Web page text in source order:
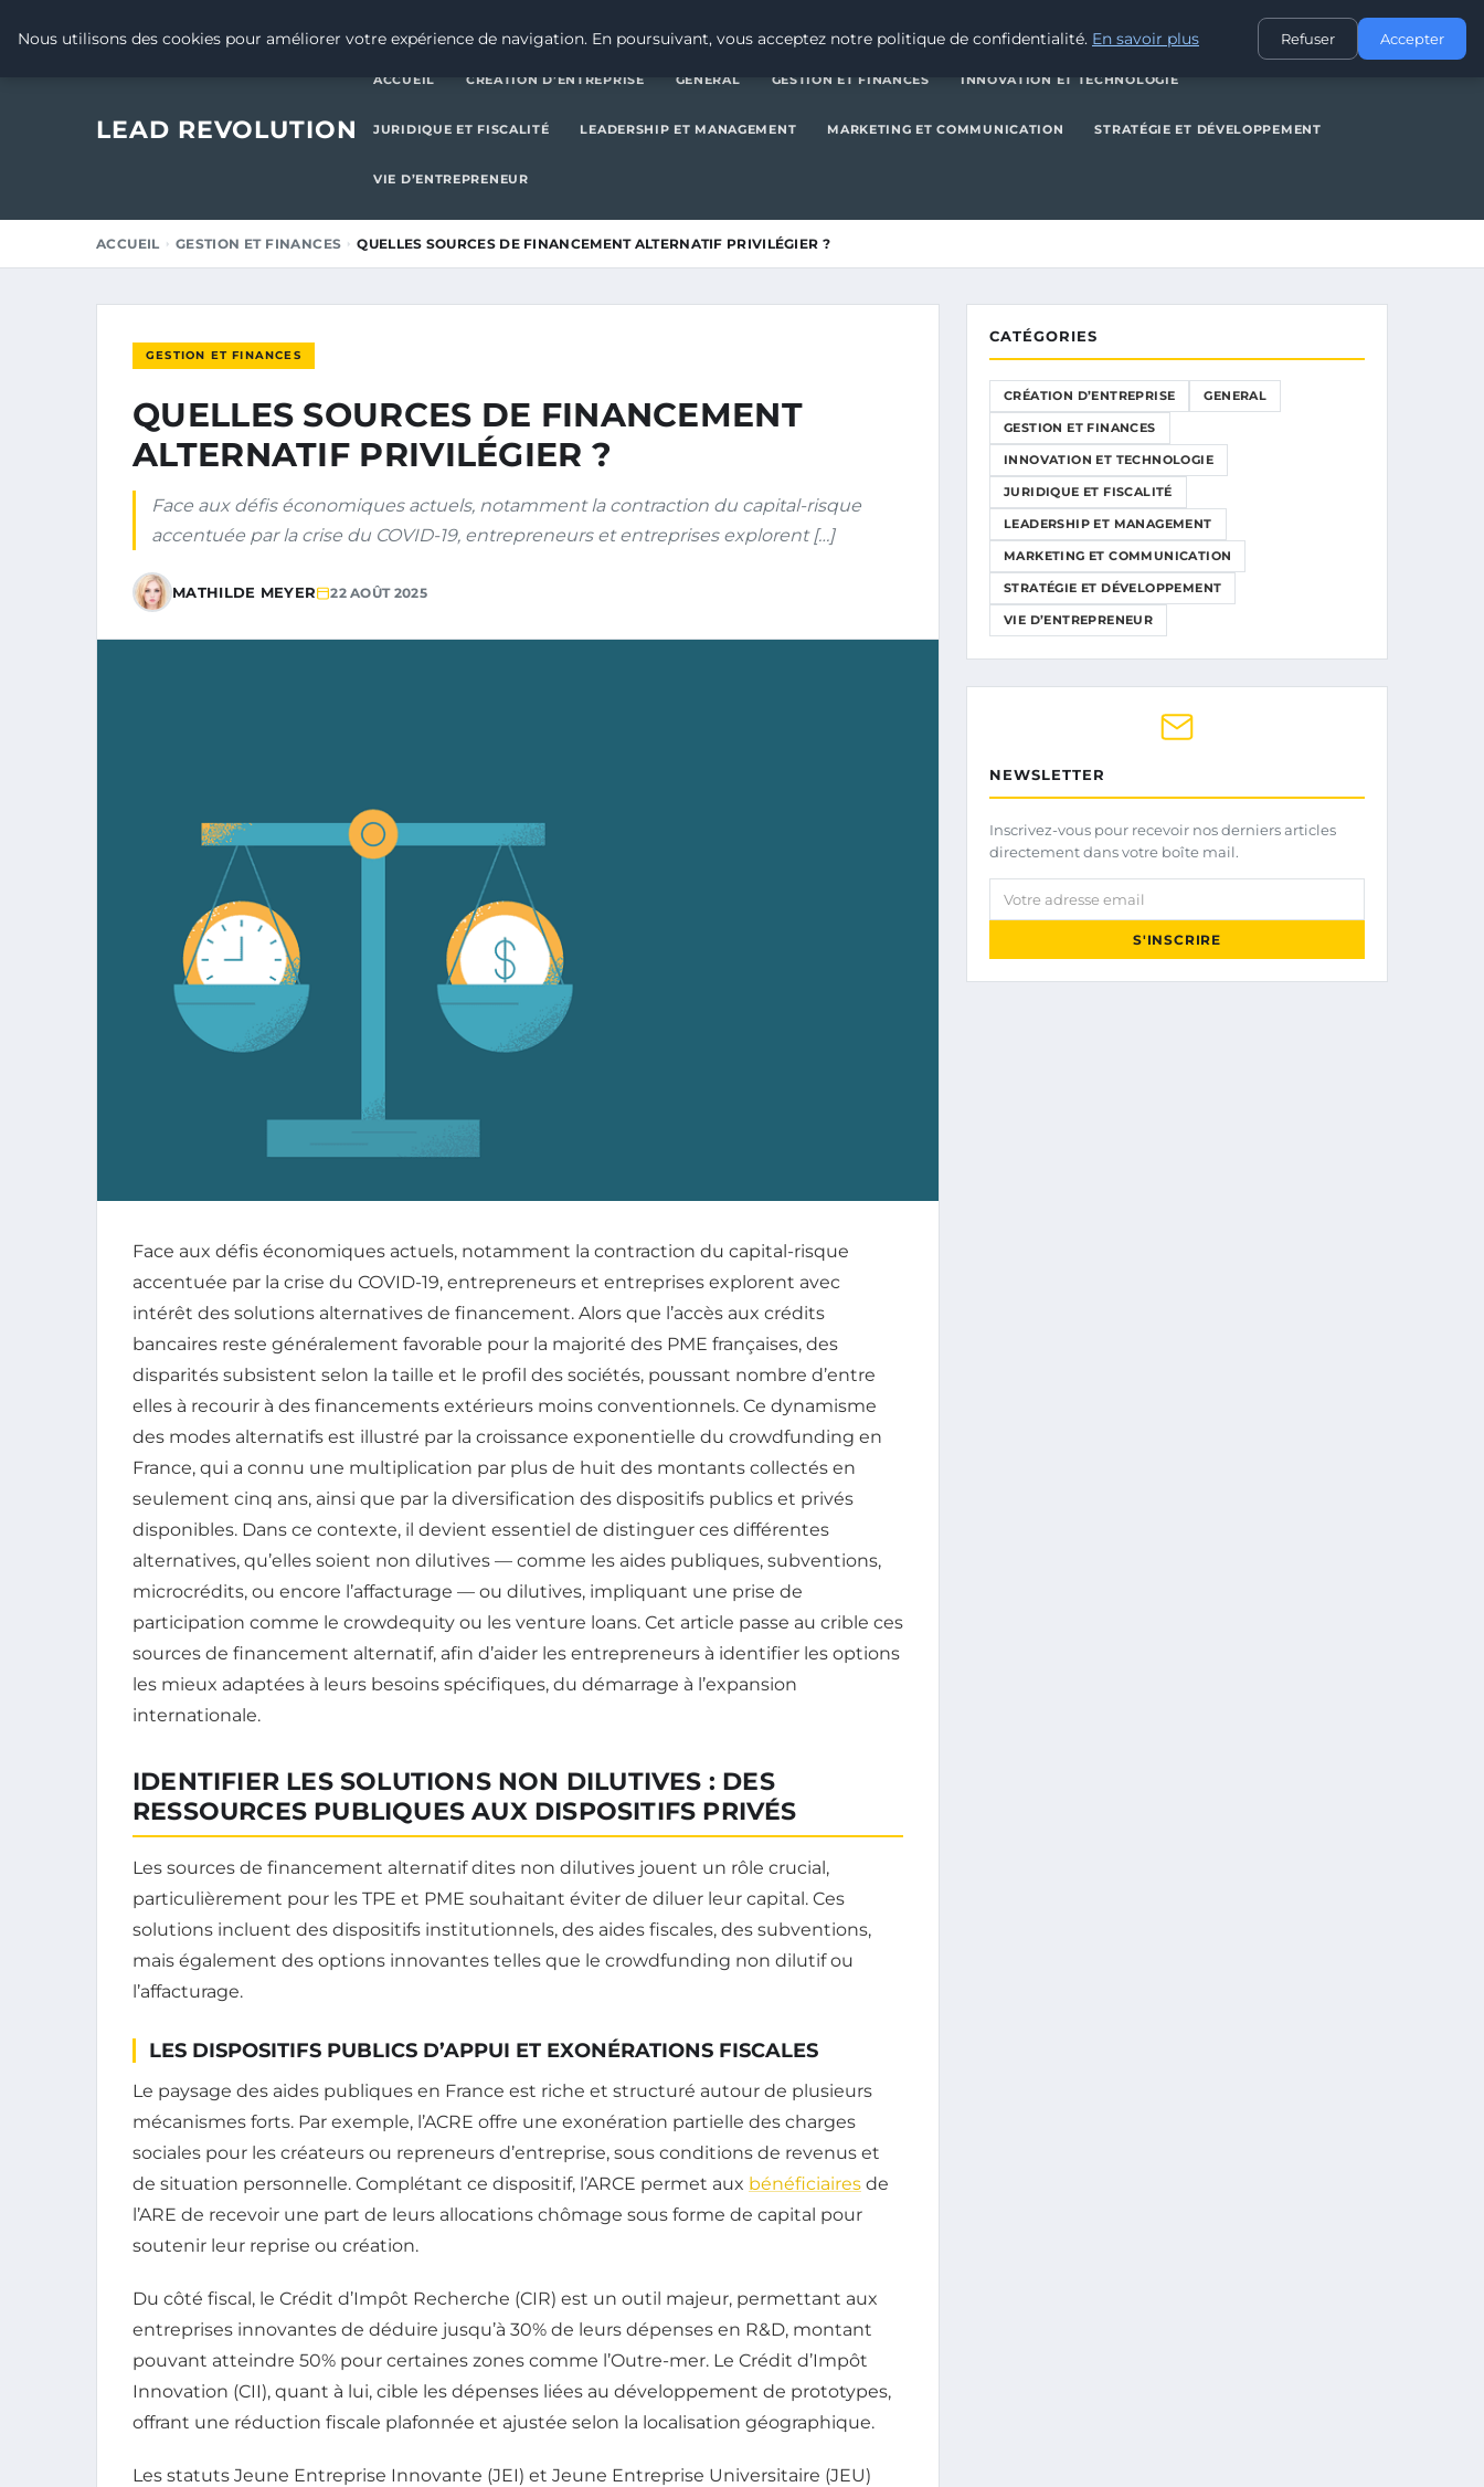
INNOVATION ET TECHNOLOGIE
LEAD REVOLUTION
ACCUEIL CRÉATION D’ENTREPRISE GENERAL GESTION ET FINANCES INNOVATION ET TECHNOLOGIE
JURIDIQUE ET FISCALITÉ LEADERSHIP ET MANAGEMENT MARKETING ET COMMUNICATION STRATÉGIE ET DÉVELOPPEMENT
VIE D’ENTREPRENEUR
ACCUEIL GESTION ET FINANCES QUELLES SOURCES DE FINANCEMENT ALTERNATIF PRIVILÉGIER ?
GESTION ET FINANCES
QUELLES SOURCES DE FINANCEMENT
ALTERNATIF PRIVILÉGIER ?
Face aux défis économiques actuels, notamment la contraction du capital-risque
accentuée par la crise du COVID-19, entrepreneurs et entreprises explorent […]
MATHILDE MEYER 22 AOÛT 2025
Face aux défis économiques actuels, notamment la contraction du capital-risque
accentuée par la crise du COVID-19, entrepreneurs et entreprises explorent avec
intérêt des solutions alternatives de financement. Alors que l’accès aux crédits
bancaires reste généralement favorable pour la majorité des PME françaises, des
disparités subsistent selon la taille et le profil des sociétés, poussant nombre d’entre
elles à recourir à des financements extérieurs moins conventionnels. Ce dynamisme
des modes alternatifs est illustré par la croissance exponentielle du crowdfunding en
France, qui a connu une multiplication par plus de huit des montants collectés en
seulement cinq ans, ainsi que par la diversification des dispositifs publics et privés
disponibles. Dans ce contexte, il devient essentiel de distinguer ces différentes
alternatives, qu’elles soient non dilutives — comme les aides publiques, subventions,
microcrédits, ou encore l’affacturage — ou dilutives, impliquant une prise de
participation comme le crowdequity ou les venture loans. Cet article passe au crible ces
sources de financement alternatif, afin d’aider les entrepreneurs à identifier les options
les mieux adaptées à leurs besoins spécifiques, du démarrage à l’expansion
internationale.
IDENTIFIER LES SOLUTIONS NON DILUTIVES : DES
RESSOURCES PUBLIQUES AUX DISPOSITIFS PRIVÉS
Les sources de financement alternatif dites non dilutives jouent un rôle crucial,
particulièrement pour les TPE et PME souhaitant éviter de diluer leur capital. Ces
solutions incluent des dispositifs institutionnels, des aides fiscales, des subventions,
mais également des options innovantes telles que le crowdfunding non dilutif ou
l’affacturage.
LES DISPOSITIFS PUBLICS D’APPUI ET EXONÉRATIONS FISCALES
Le paysage des aides publiques en France est riche et structuré autour de plusieurs
mécanismes forts. Par exemple, l’ACRE offre une exonération partielle des charges
sociales pour les créateurs ou repreneurs d’entreprise, sous conditions de revenus et
de situation personnelle. Complétant ce dispositif, l’ARCE permet aux bénéficiaires de
l’ARE de recevoir une part de leurs allocations chômage sous forme de capital pour
soutenir leur reprise ou création.
Du côté fiscal, le Crédit d’Impôt Recherche (CIR) est un outil majeur, permettant aux
entreprises innovantes de déduire jusqu’à 30% de leurs dépenses en R&D, montant
pouvant atteindre 50% pour certaines zones comme l’Outre-mer. Le Crédit d’Impôt
Innovation (CII), quant à lui, cible les dépenses liées au développement de prototypes,
offrant une réduction fiscale plafonnée et ajustée selon la localisation géographique.
Les statuts Jeune Entreprise Innovante (JEI) et Jeune Entreprise Universitaire (JEU)
CATÉGORIES
CRÉATION D’ENTREPRISE GENERAL
GESTION ET FINANCES
INNOVATION ET TECHNOLOGIE
JURIDIQUE ET FISCALITÉ
LEADERSHIP ET MANAGEMENT
MARKETING ET COMMUNICATION
STRATÉGIE ET DÉVELOPPEMENT
VIE D’ENTREPRENEUR
NEWSLETTER
Inscrivez-vous pour recevoir nos derniers articles
directement dans votre boîte mail.
Votre adresse email
S'INSCRIRE
Nous utilisons des cookies pour améliorer votre expérience de navigation. En poursuivant, vous acceptez notre politique de confidentialité. En savoir plus Refuser Accepter